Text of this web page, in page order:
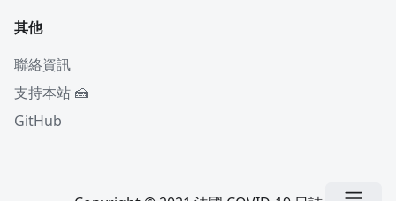
其他
聯絡資訊
支持本站 🍰
GitHub